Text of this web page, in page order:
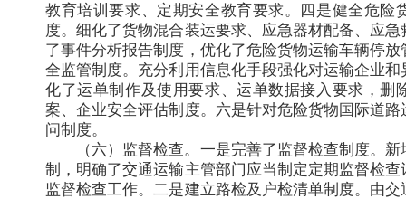
教育培训要求、定期安全教育要求。四是健全危险
度。细化了货物混合装运要求、应急器材配备、应
了事件分析报告制度，优化了危险货物运输车辆停
全监管制度。充分利用信息化手段强化对运输企业
化了运单制作及使用要求、运单数据接入要求，删
案、企业安全评估制度。六是针对危险货物国际道
问制度。
（六）监督检查。一是完善了监督检查制度。
制，明确了交通运输主管部门应当制定定期监督检
监督检查工作。二是建立路检及户检清单制度。由